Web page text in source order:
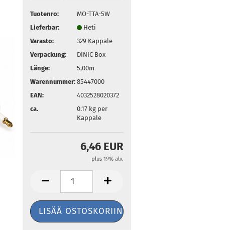
Tuotenro:
MO-TTA-5W
Lieferbar:
Heti
Varasto:
329 Kappale
Verpackung:
DINIC Box
Länge:
5,00m
Warennummer: 85447000
EAN:
4032528020372
ca.
0.17kg per
Kappale
6,46 EUR
plus 19% alv.